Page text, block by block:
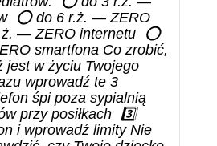
⭕ do 6 r.ż. — ZERO
— ZERO internetu ⭕
smartfona Co zrobić,
jest w życiu Twojego
wprowadź te 3
śpi poza sypialnią
przy posiłkach 3️⃣
i wprowadź limity Nie